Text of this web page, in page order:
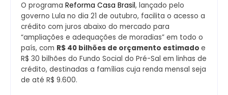
O programa Reforma Casa Brasil, lançado pelo
governo Lula no dia 21 de outubro, facilita o acesso a
crédito com juros abaixo do mercado para
“ampliações e adequações de moradias” em todo o
país, com R$ 40 bilhões de orçamento estimado e
R$ 30 bilhões do Fundo Social do Pré-Sal em linhas de
crédito, destinadas a famílias cuja renda mensal seja
de até R$ 9.600.